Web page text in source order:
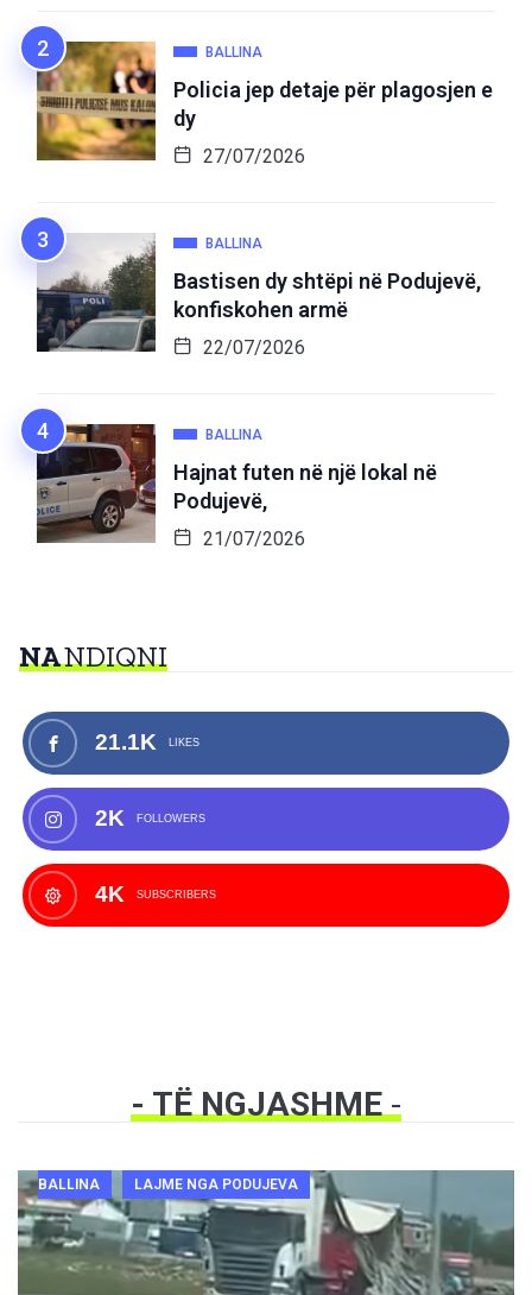
BALLINA
Policia jep detaje për plagosjen e
dy
27/07/2026
BALLINA
Bastisen dy shtëpi në Podujevë,
konfiskohen armë
22/07/2026
BALLINA
Hajnat futen në një lokal në
Podujevë,
21/07/2026
NANDIQNI
21.1K LIKES
2K FOLLOWERS
4K SUBSCRIBERS
- TË NGJASHME-
BALLINA LAJME NGA PODUJEVA